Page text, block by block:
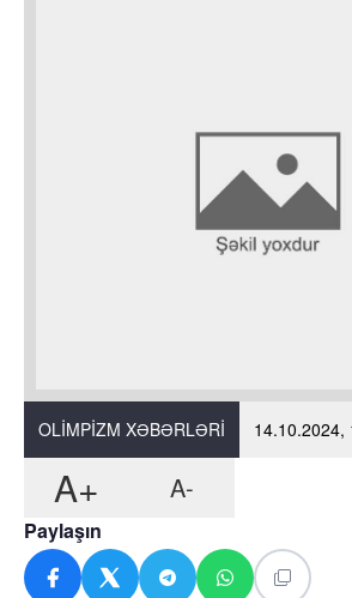
OLIMPIZM XƏBƏRLƏRI 14.10.2024,
A+ A-
Paylaşın